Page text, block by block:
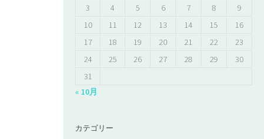
3
4 5 6 7 8
9
10
11 12 13 14 15
16
17
18 19 20 21 22
23
24
25 26 27 28 29
30
31
« 10月
カテゴリー